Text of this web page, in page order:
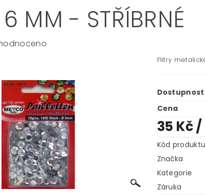
6 MM - STŘÍBRNÉ
Flitry
Dostupnost
Cena
35 Kč/
Kód produktu
Značka
Kategorie
Záruka